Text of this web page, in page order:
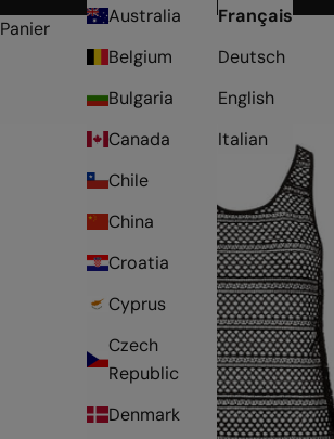
Australia
Belgium
Bulgaria
Canada
Chile
China
Croatia
Cyprus
Czech
Republic
Denmark
Italian
Français
Deutsch
English
Panier